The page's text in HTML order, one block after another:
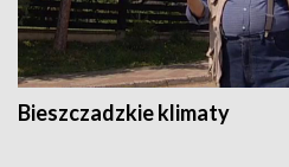
Bieszczadzkie klimaty